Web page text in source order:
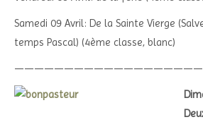
Samedi 09 Avril: De la Sainte Vierge
temps Pascal) (4ème classe, blanc)